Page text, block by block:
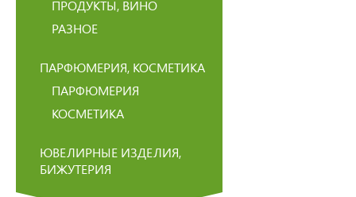
ПРОДУКТЫ, ВИНО
РАЗНОЕ
ПАРФЮМЕРИЯ, КОСМЕТИКА
ПАРФЮМЕРИЯ
КОСМЕТИКА
ЮВЕЛИРНЫЕ ИЗДЕЛИЯ,
БИЖУТЕРИЯ